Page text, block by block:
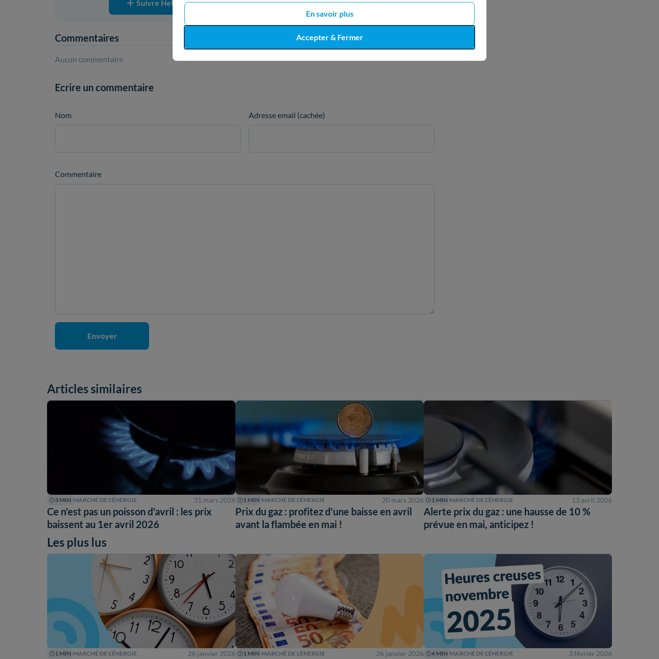
En savoir plus
Accepter & Fermer
Suivre Hello Watt sur Google
Copier le lien
Commentaires
Aucun commentaire
Ecrire un commentaire
Nom Adresse email (cachée)
Commentaire
Articles similaires
3 MIN MARCHÉ DE L'ÉNERGIE 31 mars 2026
Ce n'est pas un poisson d'avril : les prix
baissent au 1er avril 2026
1 MIN MARCHÉ DE L'ÉNERGIE 20 mars 2026
Prix du gaz : profitez d'une baisse en avril
avant la flambée en mai !
1 MIN MARCHÉ DE L'ÉNERGIE 13 avril 2026
Alerte prix du gaz : une hausse de 10 %
prévue en mai, anticipez !
Les plus lus
1 MIN MARCHÉ DE L'ÉNERGIE 26 janvier 2026 1 MIN MARCHÉ DE L'ÉNERGIE 26 janvier 2026 4 MIN MARCHÉ DE L'ÉNERGIE 3 février 2026